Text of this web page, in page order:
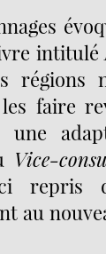
intitulé
régions
les faire
une
Vice-
repris
au